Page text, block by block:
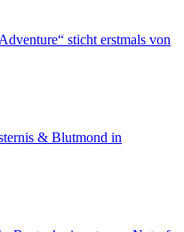
sticht erstmals von
& Blutmond in